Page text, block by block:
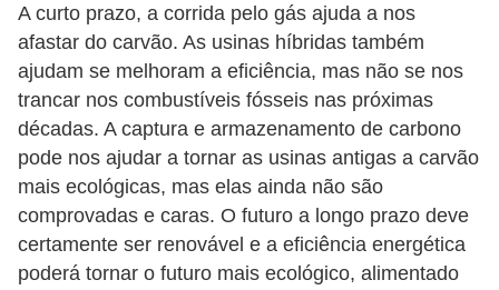
A curto prazo, a corrida pelo gás ajuda a nos
afastar do carvão. As usinas híbridas também
ajudam se melhoram a eficiência, mas não se nos
trancar nos combustíveis fósseis nas próximas
décadas. A captura e armazenamento de carbono
pode nos ajudar a tornar as usinas antigas a carvão
mais ecológicas, mas elas ainda não são
comprovadas e caras. O futuro a longo prazo deve
certamente ser renovável e a eficiência energética
poderá tornar o futuro mais ecológico, alimentado